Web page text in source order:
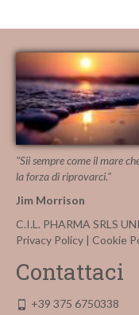
"Sii sempre come il mare
la forza di riprovarci."
Jim Morrison
C.I.L. PHARMA SRLS
Privacy Policy | Cookie
Contattaci
+39 375 6750338